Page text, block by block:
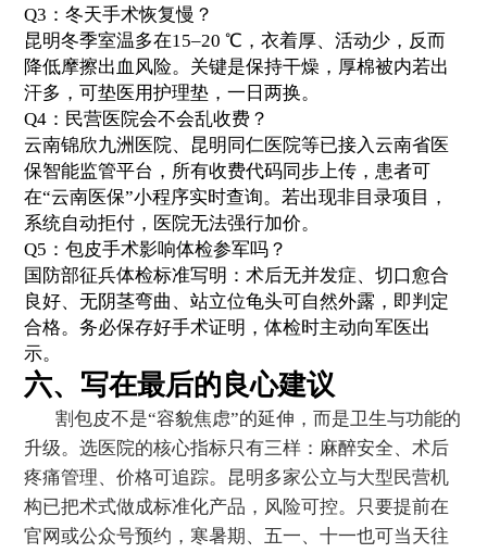
Q3：冬天手术恢复慢？
昆明冬季室温多在15–20 ℃，衣着厚、活动少，反而
降低摩擦出血风险。关键是保持干燥，厚棉被内若出
汗多，可垫医用护理垫，一日两换。
Q4：民营医院会不会乱收费？
云南锦欣九洲医院、昆明同仁医院等已接入云南省医
保智能监管平台，所有收费代码同步上传，患者可
在“云南医保”小程序实时查询。若出现非目录项目，
系统自动拒付，医院无法强行加价。
Q5：包皮手术影响体检参军吗？
国防部征兵体检标准写明：术后无并发症、切口愈合
良好、无阴茎弯曲、站立位龟头可自然外露，即判定
合格。务必保存好手术证明，体检时主动向军医出
示。
六、写在最后的良心建议
割包皮不是“容貌焦虑”的延伸，而是卫生与功能的
升级。选医院的核心指标只有三样：麻醉安全、术后
疼痛管理、价格可追踪。昆明多家公立与大型民营机
构已把术式做成标准化产品，风险可控。只要提前在
官网或公众号预约，寒暑期、五一、十一也可当天往